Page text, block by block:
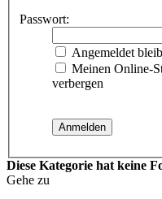
Passwort:
Angemeldet
Meinen Online-
verbergen
Diese Kategorie hat keine
Gehe zu